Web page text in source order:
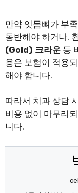
만약 잇몸뼈가 부
동반해야 하거나,
(Gold) 크라운 등
용은 보험이 적용
해야 합니다.
따라서 치과 상담
비용 없이 마무리
니다.